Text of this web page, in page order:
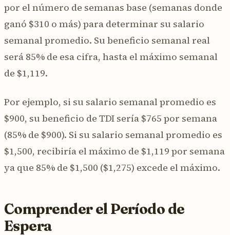
por el número de semanas base (semanas donde
ganó $310 o más) para determinar su salario
semanal promedio. Su beneficio semanal real
será 85% de esa cifra, hasta el máximo semanal
de $1,119.
Por ejemplo, si su salario semanal promedio es
$900, su beneficio de TDI sería $765 por semana
(85% de $900). Si su salario semanal promedio es
$1,500, recibiría el máximo de $1,119 por semana
ya que 85% de $1,500 ($1,275) excede el máximo.
Comprender el Período de
Espera